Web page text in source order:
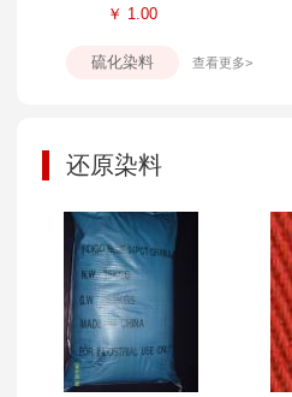
￥ 1.00
硫化染料 查看更多>
还原染料